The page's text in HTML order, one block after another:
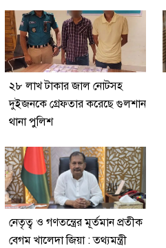
২৮ লাখ টাকার জাল নোটসহ
দুইজনকে গ্রেফতার করেছে গুলশান
থানা পুলিশ
নেতৃত্ব ও গণতন্ত্রের মূর্তমান প্রতীক
বেগম খালেদা জিয়া : তথ্যমন্ত্রী